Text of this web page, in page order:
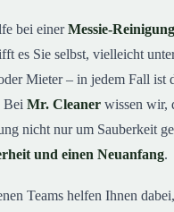
Messie-Reinigung
mit Mr. Cleaner in
in Magstadt & Umgebung
Beratung zur Messie-
bei einerMessie-
es Sie selbst, vielleicht
Mieter – in jedem Fall ist
Bei Mr. Cleaner wissen wir,
nicht nur um Sauberkeit
und einen Neuanfang.
Teams helfen Ihnen